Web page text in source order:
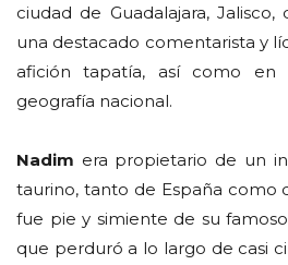
ciudad de Guadalajara,
una destacado comentarista y
afición tapatía, así como en
geografía nacional.
Nadim era propietario de un
taurino, tanto de España como
fue pie y simiente de su
que perduró a lo largo de casi